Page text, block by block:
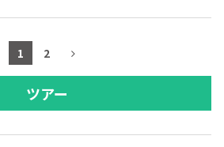
1 2
ツアー